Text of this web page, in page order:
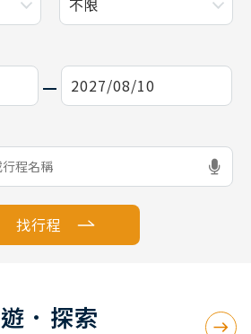
找行程
遊．探索